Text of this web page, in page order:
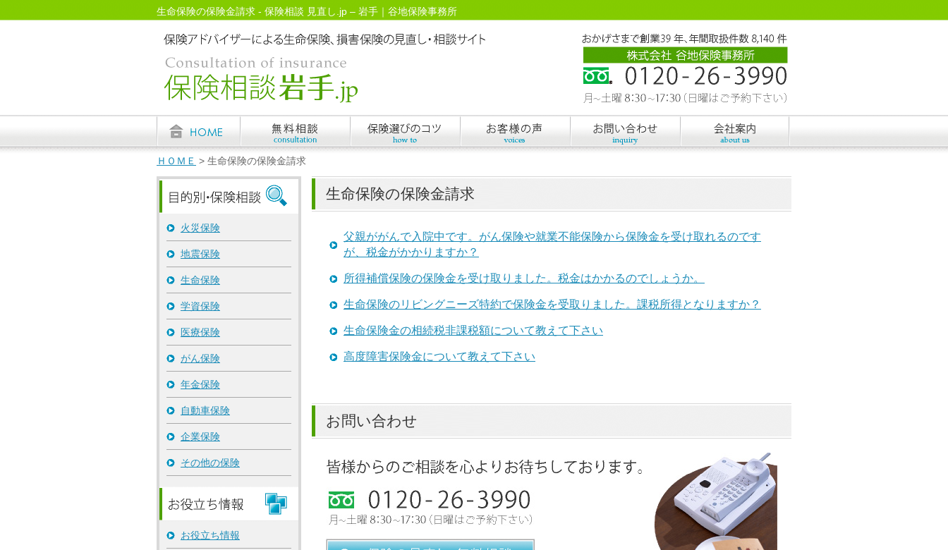
生命保険の保険金請求 - 保険相談 見直し.jp – 岩手｜谷地保険事務所
ＨＯＭＥ > 生命保険の保険金請求
生命保険の保険金請求
父親ががんで入院中です。がん保険や就業不能保険から保険金を受け取れるのです
が、税金がかかりますか？
所得補償保険の保険金を受け取りました。税金はかかるのでしょうか。
生命保険のリビングニーズ特約で保険金を受取りました。課税所得となりますか？
生命保険金の相続税非課税額について教えて下さい
高度障害保険金について教えて下さい
お問い合わせ
火災保険
地震保険
生命保険
学資保険
医療保険
がん保険
年金保険
自動車保険
企業保険
その他の保険
お役立ち情報